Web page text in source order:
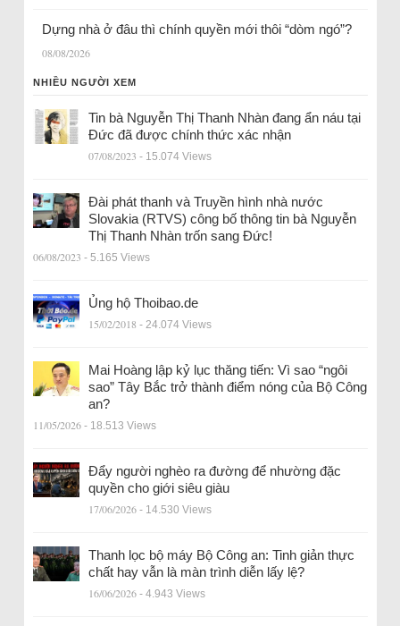
Dựng nhà ở đâu thì chính quyền mới thôi “dòm ngó”?
08/08/2026
NHIỀU NGƯỜI XEM
Tin bà Nguyễn Thị Thanh Nhàn đang ẩn náu tại
Đức đã được chính thức xác nhận
07/08/2023 - 15.074 Views
Đài phát thanh và Truyền hình nhà nước
Slovakia (RTVS) công bố thông tin bà Nguyễn
Thị Thanh Nhàn trốn sang Đức!
06/08/2023 - 5.165 Views
Ủng hộ Thoibao.de
15/02/2018 - 24.074 Views
Mai Hoàng lập kỷ lục thăng tiến: Vì sao “ngôi
sao” Tây Bắc trở thành điểm nóng của Bộ Công
an?
11/05/2026 - 18.513 Views
Đẩy người nghèo ra đường để nhường đặc
quyền cho giới siêu giàu
17/06/2026 - 14.530 Views
Thanh lọc bộ máy Bộ Công an: Tinh giản thực
chất hay vẫn là màn trình diễn lấy lệ?
16/06/2026 - 4.943 Views